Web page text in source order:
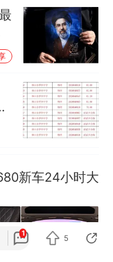
新车24小时大
1
5